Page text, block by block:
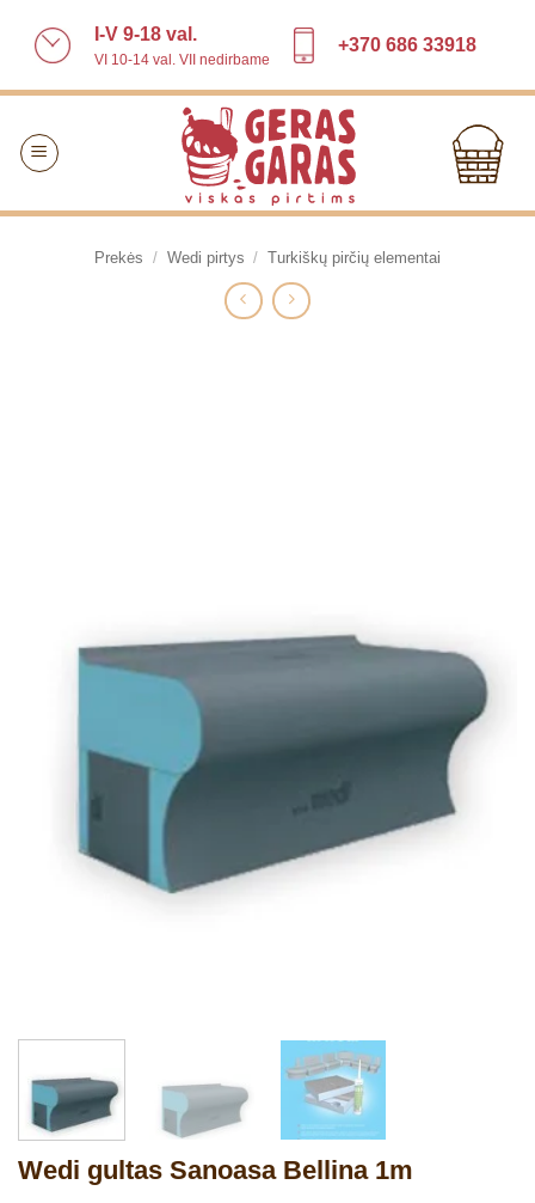
I-V 9-18 val.
VI 10-14 val. VII nedirbame
+370 686 33918
Prekės / Wedi pirtys / Turkiškų pirčių elementai
Wedi gultas Sanoasa Bellina 1m